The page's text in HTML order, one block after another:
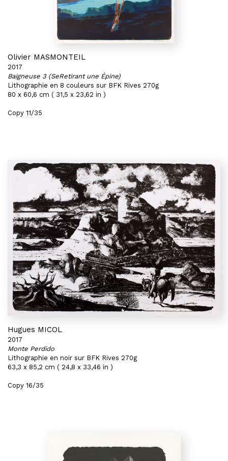
Olivier MASMONTEIL
2017
Baigneuse 3 (SeRetirant une Épine)
Lithographie en 8 couleurs sur BFK Rives 270g
80 x 60,6 cm ( 31,5 x 23,62 in )
Copy 11/35
Hugues MICOL
2017
Monte Perdido
Lithographie en noir sur BFK Rives 270g
63,3 x 85,2 cm ( 24,8 x 33,46 in )
Copy 16/35